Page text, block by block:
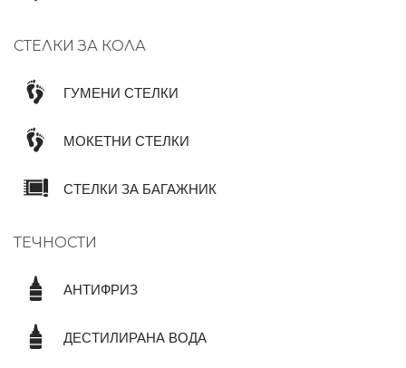
СТЕЛКИ ЗА КОЛА
ГУМЕНИ СТЕЛКИ
МОКЕТНИ СТЕЛКИ
СТЕЛКИ ЗА БАГАЖНИК
ТЕЧНОСТИ
АНТИФРИЗ
ДЕСТИЛИРАНА ВОДА